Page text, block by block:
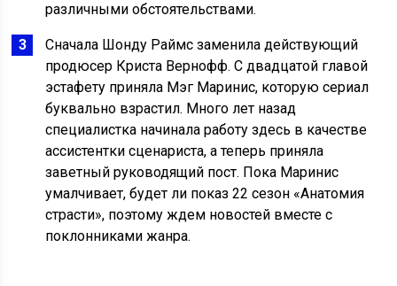
различными обстоятельствами.
Сначала Шонду Раймс заменила действующий
продюсер Криста Вернофф. С двадцатой главой
эстафету приняла Мэг Маринис, которую сериал
буквально взрастил. Много лет назад
специалистка начинала работу здесь в качестве
ассистентки сценариста, а теперь приняла
заветный руководящий пост. Пока Маринис
умалчивает, будет ли показ 22 сезон «Анатомия
страсти», поэтому ждем новостей вместе с
поклонниками жанра.